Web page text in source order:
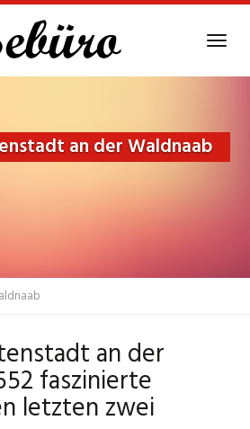
an der Waldnaab
an der
faszinierte
letzten zwei